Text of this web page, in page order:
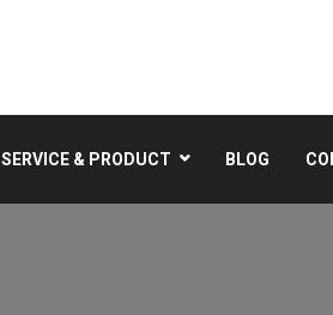
SERVICE & PRODUCT BLOG